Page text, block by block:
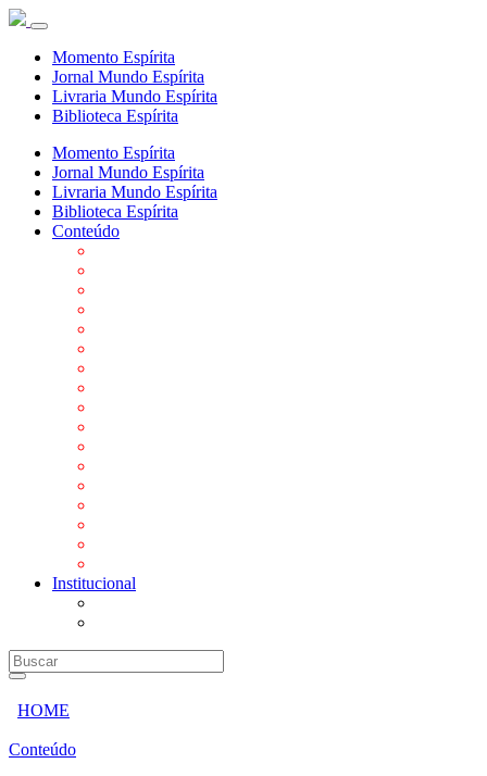
Momento Espírita
Jornal Mundo Espírita
Livraria Mundo Espírita
Biblioteca Espírita
Momento Espírita
Jornal Mundo Espírita
Livraria Mundo Espírita
Biblioteca Espírita
Conteúdo
Institucional
HOME
Conteúdo